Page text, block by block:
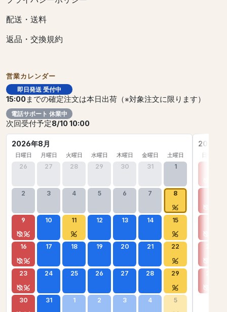
配送・送料
返品・交換規約
営業カレンダー
即日発送 受付中
15:00までの確定注文は本日出荷（※対象注文に限ります）
電話サポート 休業中
次回受付予定8/10 10:00
2026年8月
日曜日 月曜日 火曜日 水曜日 木曜日 金曜日 土曜日
26 27 28 29 30 31 1
2 3 4 5 6 7 8
9 10 11 12 13 14 15
16 17 18 19 20 21 22
23 24 25 26 27 28 29
30 31 1 2 3 4 5
2026年
日曜日